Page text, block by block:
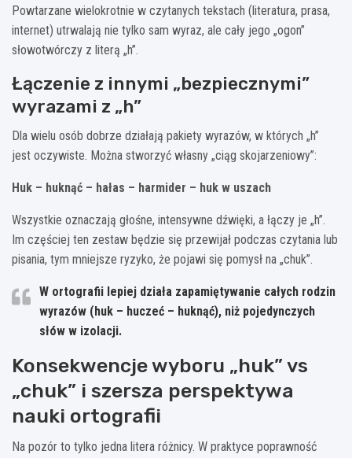
Powtarzane wielokrotnie w czytanych tekstach (literatura, prasa,
internet) utrwalają nie tylko sam wyraz, ale cały jego „ogon”
słowotwórczy z literą „h”.
Łączenie z innymi „bezpiecznymi”
wyrazami z „h”
Dla wielu osób dobrze działają pakiety wyrazów, w których „h”
jest oczywiste. Można stworzyć własny „ciąg skojarzeniowy”:
Huk – huknąć – hałas – harmider – huk w uszach
Wszystkie oznaczają głośne, intensywne dźwięki, a łączy je „h”.
Im częściej ten zestaw będzie się przewijał podczas czytania lub
pisania, tym mniejsze ryzyko, że pojawi się pomysł na „chuk”.
W ortografii lepiej działa zapamiętywanie całych rodzin
wyrazów (huk – huczeć – huknąć), niż pojedynczych
słów w izolacji.
Konsekwencje wyboru „huk” vs
„chuk” i szersza perspektywa
nauki ortografii
Na pozór to tylko jedna litera różnicy. W praktyce poprawność